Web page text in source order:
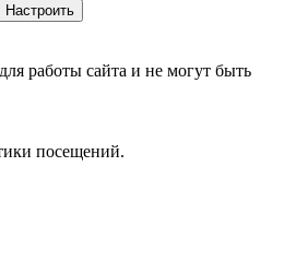
Настроить
работы сайта и не могут быть
посещений.